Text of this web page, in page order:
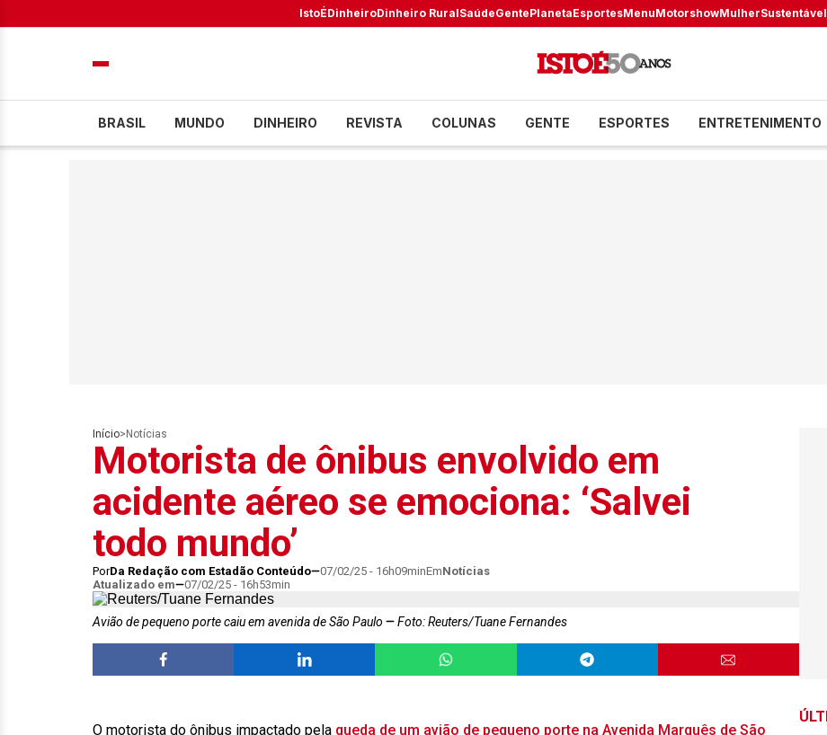
IstoÉDinheiroDinheiro RuralSaúdeGentePlanetaEsportesMenuMotorshowMulherSustentável
BRASIL MUNDO DINHEIRO REVISTA COLUNAS GENTE ESPORTES ENTRETENIMENTO
Início> Notícias
Motorista de ônibus envolvido em
acidente aéreo se emociona: ‘Salvei
todo mundo’
PorDa Redação com Estadão Conteúdo 07/02/25 - 16h09minEmNotícias
Atualizado em
07/02/25 - 16h53min
Avião de pequeno porte caiu em avenida de São Paulo Foto: Reuters/Tuane Fernandes
O motorista do ônibus impactado pela queda de um avião de pequeno porte na Avenida Marquês de São